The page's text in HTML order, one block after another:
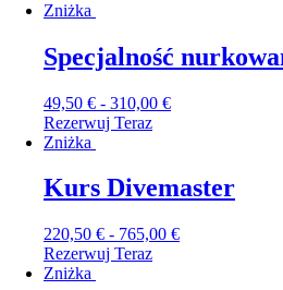
Zniżka
Specjalność
49,50 € - 310,00 €
Rezerwuj Teraz
Zniżka
Kurs Divemaster
220,50 € - 765,00 €
Rezerwuj Teraz
Zniżka